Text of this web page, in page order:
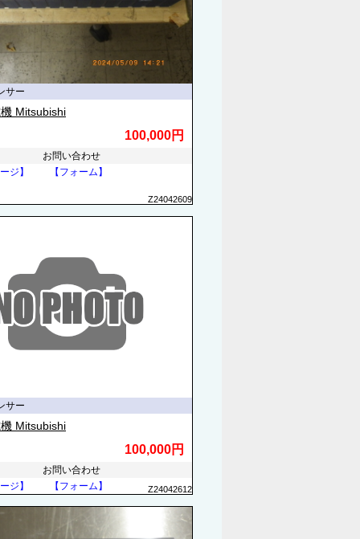
サー
Mitsubishi
100,000円
お問い合わせ
ジ】
【フォーム】
Z24042609
サー
Mitsubishi
100,000円
お問い合わせ
ジ】
【フォーム】 Z24042612